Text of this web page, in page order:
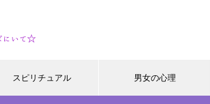
スピリチュアル 男女の心理